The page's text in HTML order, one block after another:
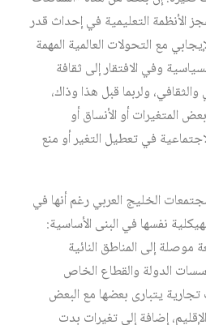
الأنظمة التعليمية في إحداث قدر
مع التحولات العالمية المهمة
وفي الافتقار إلى ثقافة
ولربما قبل هذا وذاك،
المتغيرات أو الأنساق أو
في تعطيل التغير أو منع
الخليج العربي رغم أنها في
نفسها في البنى الأساسية:
إلى المناطق النائية
الدولة والقطاع الخاص
يتبارى بعضها مع البعض
إضافة إلى تغيرات بدت